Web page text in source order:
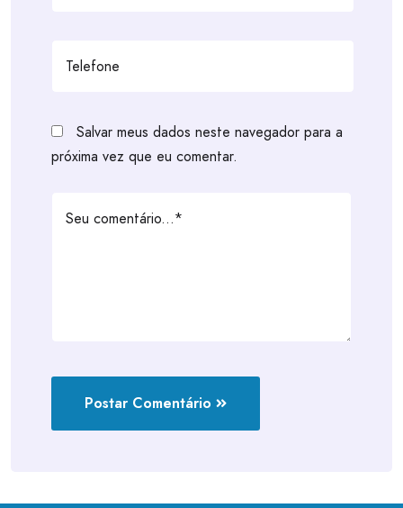
Salvar meus dados neste navegador para a
próxima vez que eu comentar.
Postar Comentário